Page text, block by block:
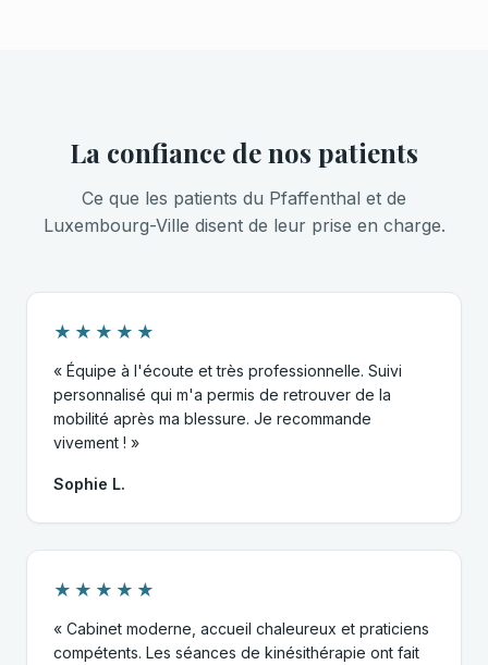
La confiance de nos patients
Ce que les patients du Pfaffenthal et de
Luxembourg-Ville disent de leur prise en charge.
★★★★★
« Équipe à l'écoute et très professionnelle. Suivi
personnalisé qui m'a permis de retrouver de la
mobilité après ma blessure. Je recommande
vivement ! »
Sophie L.
★★★★★
« Cabinet moderne, accueil chaleureux et praticiens
compétents. Les séances de kinésithérapie ont fait